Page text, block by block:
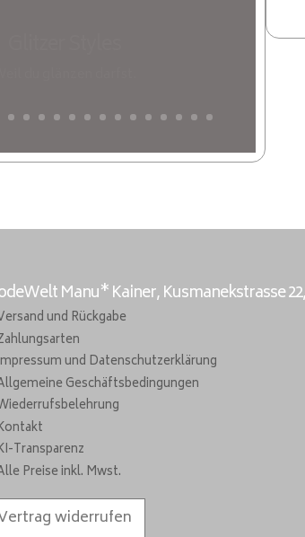
Manu* Kainer, Kusmanekstrasse
und Rückgabe
und Datenschutzerklärung
Geschäftsbedingungen
Transparenz
Preise inkl. Mwst.
widerrufen